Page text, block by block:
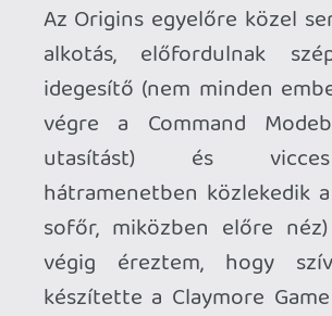
forgatható terep és a megállítható idő,
minden másban majdnem olyan, mint a
legelső rész?
axl 2025.05.21 15:25:00 #2047p
Én se játszottam az összessel, messze
nem. Sőt, csak a Desperados-t és a
Shadow Tactics-ot vittem végig. (Igaz,
utóbbit kétszer is, előbbit rengetegszer.) A
Commandos-ból egészen sokáig jutottam
a Behind Enemy Lines-ban és a Beyond
the Call of Duty-ban (utóbbival játszottam
hamarabb), de az utána következő részek